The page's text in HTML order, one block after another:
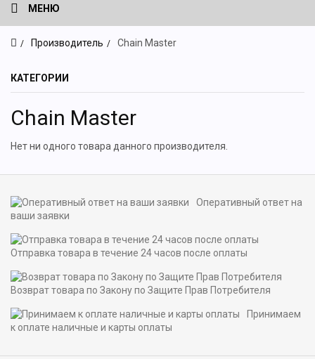
МЕНЮ
Производитель Chain Master
КАТЕГОРИИ
Chain Master
Нет ни одного товара данного производителя.
Оперативный ответ на
ваши заявки
Отправка товара в течение 24 часов после оплаты
Возврат товара по Закону по Защите Прав Потребителя
Принимаем
к оплате наличные и карты оплаты